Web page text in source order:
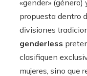
«gender» (género)
propuesta dentro
divisiones
genderless
clasifiquen
mujeres, sino que